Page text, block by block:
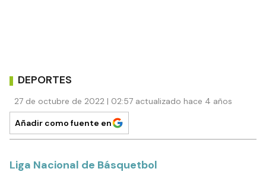
DEPORTES
27 de octubre de 2022 | 02:57 actualizado hace 4 años
Añadir como fuente en
Liga Nacional de Básquetbol